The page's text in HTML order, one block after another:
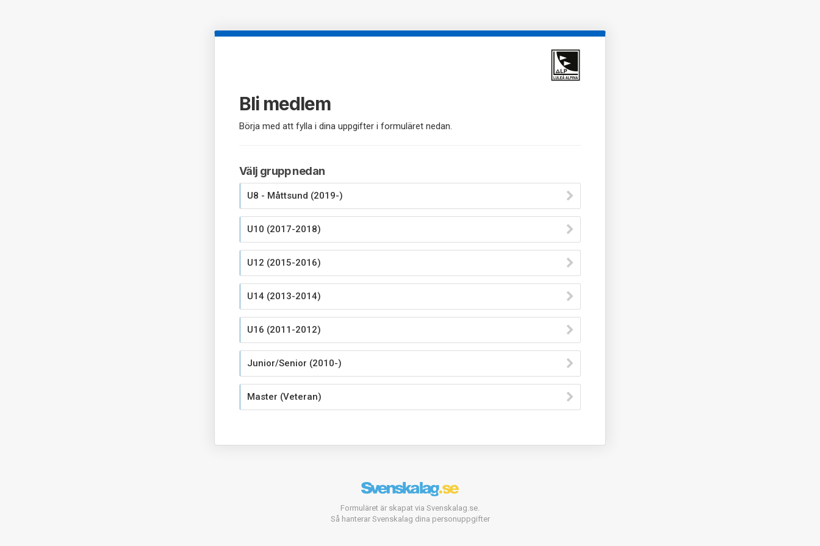
Bli medlem
Börja med att fylla i dina uppgifter i formuläret nedan.
Välj grupp nedan
U8 - Måttsund (2019-)
U10 (2017-2018)
U12 (2015-2016)
U14 (2013-2014)
U16 (2011-2012)
Junior/Senior (2010-)
Master (Veteran)
Formuläret är skapat via Svenskalag.se.
Så hanterar Svenskalag dina personuppgifter